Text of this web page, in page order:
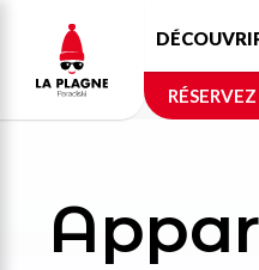
contenu
principal